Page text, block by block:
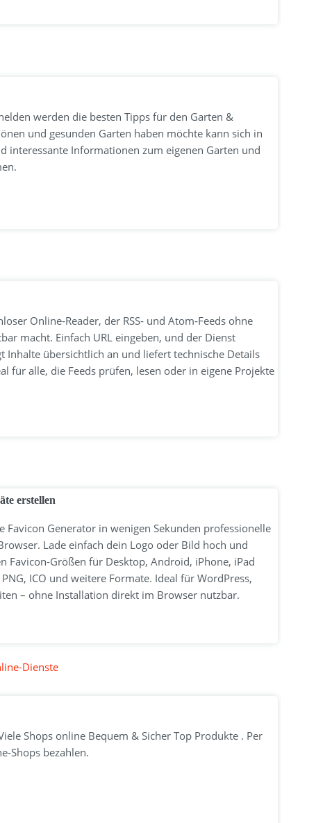
werden die besten Tipps für den Garten &
und gesunden Garten haben möchte kann sich in
interessante Informationen zum eigenen Garten und
Online‑Reader, der RSS‑ und Atom‑Feeds ohne
macht. Einfach URL eingeben, und der Dienst
Inhalte übersichtlich an und liefert technische Details
für alle, die Feeds prüfen, lesen oder in eigene Projekte
erstellen
Favicon Generator in wenigen Sekunden professionelle
Lade einfach dein Logo oder Bild hoch und
Favicon-Größen für Desktop, Android, iPhone, iPad
ICO und weitere Formate. Ideal für WordPress,
– ohne Installation direkt im Browser nutzbar.
Dienste
Shops online Bequem & Sicher Top Produkte . Per
Shops bezahlen.